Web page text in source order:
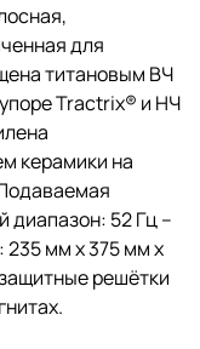
для
титановым ВЧ
Tractrix® и НЧ
керамики на
диапазон: 52 Гц –
мм х 375 мм х
решётки